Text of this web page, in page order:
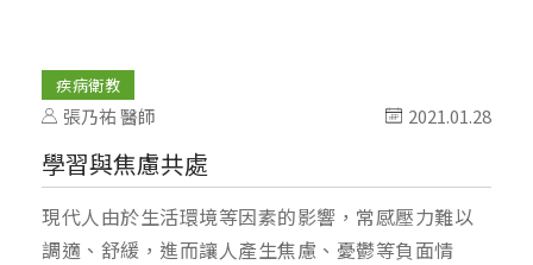
疾病衛教
張乃祐 醫師 2021.01.28
學習與焦慮共處
現代人由於生活環境等因素的影響，常感壓力難以
調適、舒緩，進而讓人產生焦慮、憂鬱等負面情